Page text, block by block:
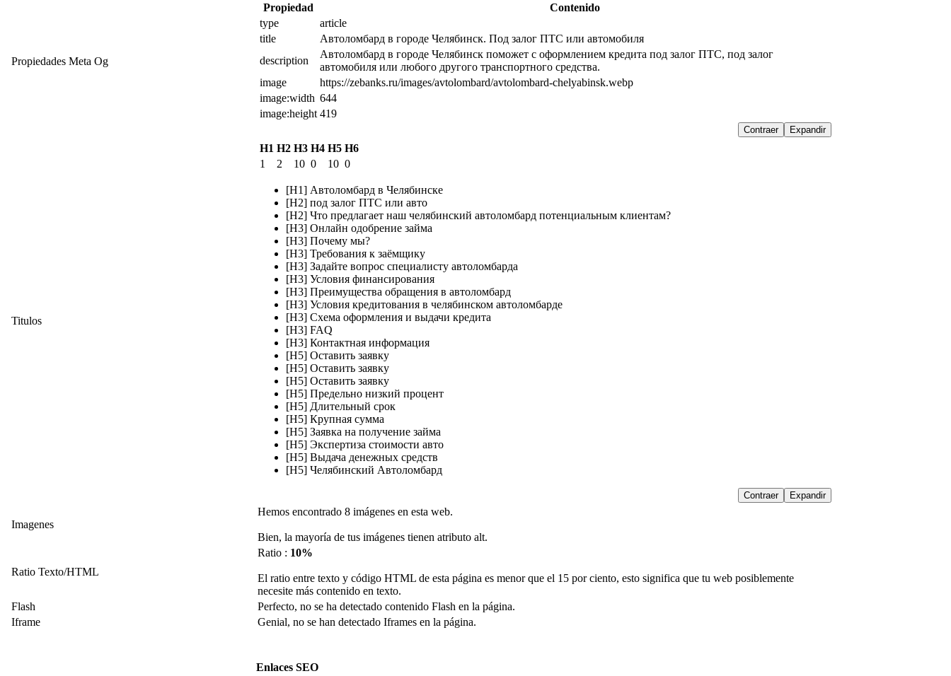
Propiedades Meta Og
Propiedad
Contenido
type
article
title
Автоломбард в городе Челябинск. Под залог ПТС или автомобиля
description
Автоломбард в городе Челябинск поможет с оформлением кредита под залог ПТС, под залог
автомобиля или любого другого транспортного средства.
image
https://zebanks.ru/images/avtolombard/avtolombard-chelyabinsk.webp
image:width 644
image:height 419
Expandir
Contraer
Titulos
H1 H2 H3 H4 H5 H6
1
2 10 0 10 0
[H1] Автоломбард в Челябинске
[H2] под залог ПТС или авто
[H2] Что предлагает наш челябинский автоломбард потенциальным клиентам?
[H3] Онлайн одобрение займа
[H3] Почему мы?
[H3] Требования к заёмщику
[H3] Задайте вопрос специалисту автоломбарда
[H3] Условия финансирования
[H3] Преимущества обращения в автоломбард
[H3] Условия кредитования в челябинском автоломбарде
[H3] Схема оформления и выдачи кредита
[H3] FAQ
[H3] Контактная информация
[H5] Оставить заявку
[H5] Оставить заявку
[H5] Оставить заявку
[H5] Предельно низкий процент
[H5] Длительный срок
[H5] Крупная сумма
[H5] Заявка на получение займа
[H5] Экспертиза стоимости авто
[H5] Выдача денежных средств
[H5] Челябинский Автоломбард
Expandir
Contraer
Imagenes
Hemos encontrado 8 imágenes en esta web.
Bien, la mayoría de tus imágenes tienen atributo alt.
Ratio Texto/HTML
Ratio : 10%
El ratio entre texto y código HTML de esta página es menor que el 15 por ciento, esto significa que tu web posiblemente
necesite más contenido en texto.
Flash
Perfecto, no se ha detectado contenido Flash en la página.
Iframe
Genial, no se han detectado Iframes en la página.
Enlaces SEO